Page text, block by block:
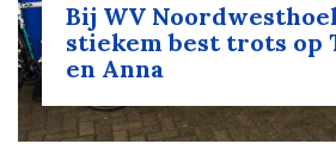
Bij WV
stiekem best trots op
en Anna